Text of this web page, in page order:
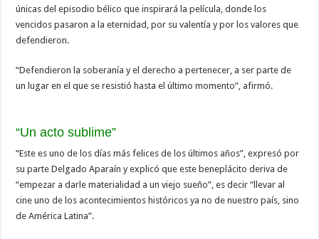
únicas del episodio bélico que inspirará la película, donde los
vencidos pasaron a la eternidad, por su valentía y por los valores que
defendieron.
“Defendieron la soberanía y el derecho a pertenecer, a ser parte de
un lugar en el que se resistió hasta el último momento”, afirmó.
“Un acto sublime”
“Este es uno de los días más felices de los últimos años”, expresó por
su parte Delgado Aparaín y explicó que este beneplácito deriva de
“empezar a darle materialidad a un viejo sueño”, es decir “llevar al
cine uno de los acontecimientos históricos ya no de nuestro país, sino
de América Latina”.